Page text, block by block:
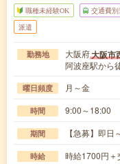
職種未経験OK 交通費別
派遣
勤務地 大阪府大阪市
阿波座駅から
曜日頻度 月～金
時間 9:00～18:00
期間 【急募】即日
時給 時給1700円＋